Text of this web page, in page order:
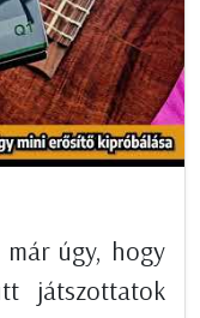
úgy, hogy
játszottatok